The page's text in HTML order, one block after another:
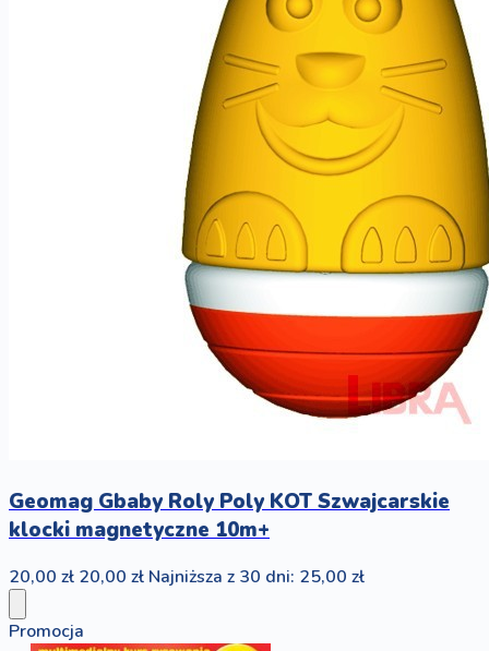
Geomag Gbaby Roly Poly KOT Szwajcarskie
klocki magnetyczne 10m+
20,00 zł 20,00 zł Najniższa z 30 dni: 25,00 zł
Promocja